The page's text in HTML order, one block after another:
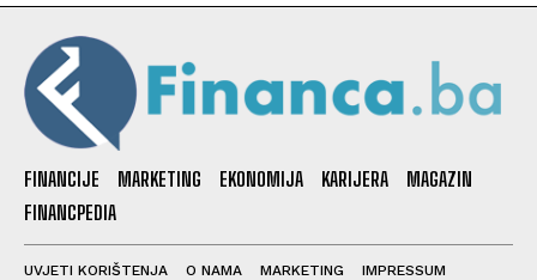
FINANCIJE MARKETING EKONOMIJA KARIJERA
MAGAZIN
FINANCPEDIA
UVJETI KORIŠTENJA O NAMA MARKETING
IMPRESSUM